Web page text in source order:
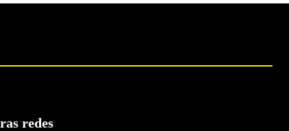
redes